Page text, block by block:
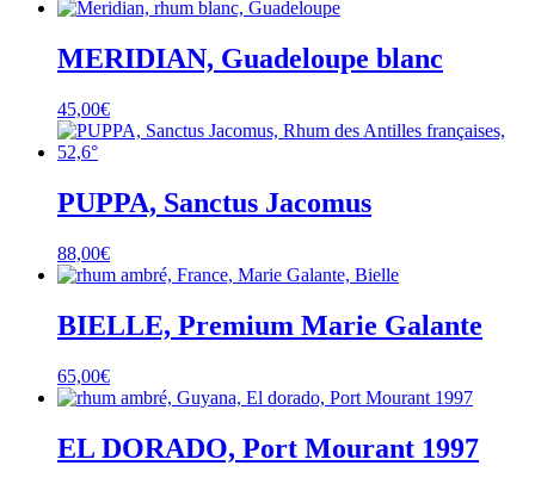
MERIDIAN, Guadeloupe blanc
45,00€
PUPPA, Sanctus Jacomus
88,00€
BIELLE, Premium Marie Galante
65,00€
EL DORADO, Port Mourant 1997